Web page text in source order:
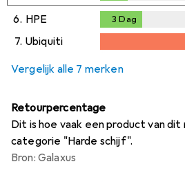
2Dag
6. HPE 3 Dag
7. Ubiquiti
Vergelijk alle 7 merken
Retourpercentage
Dit is hoe vaak een product van
categorie "Harde schijf".
Bron: Galaxus